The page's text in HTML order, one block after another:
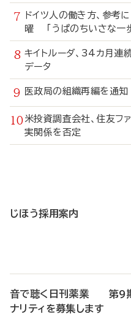
ドイツ人の働き方、参
曜 「うぱのちいさな一歩
キイトルーダ、34カ月
データ
医政局の組織再編を通
米投資調査会社、住友
実関係を否定
じほう採用案内
音で聴く日刊薬業 第9
ナリティを募集します